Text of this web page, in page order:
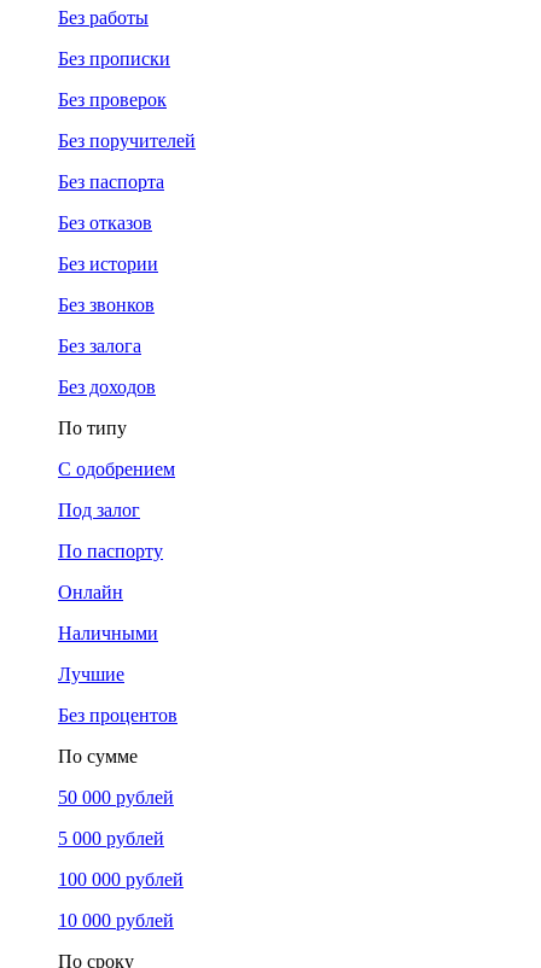
Без работы
Без прописки
Без проверок
Без поручителей
Без паспорта
Без отказов
Без истории
Без звонков
Без залога
Без доходов
По типу
С одобрением
Под залог
По паспорту
Онлайн
Наличными
Лучшие
Без процентов
По сумме
50 000 рублей
5 000 рублей
100 000 рублей
10 000 рублей
По сроку